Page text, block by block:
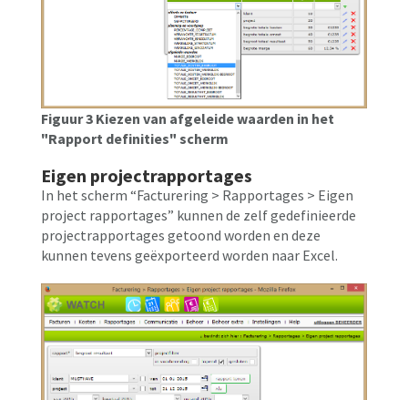
Figuur 3 Kiezen van afgeleide waarden in het
"Rapport definities" scherm
Eigen projectrapportages
In het scherm “Facturering > Rapportages > Eigen
project rapportages” kunnen de zelf gedefinieerde
projectrapportages getoond worden en deze
kunnen tevens geëxporteerd worden naar Excel.